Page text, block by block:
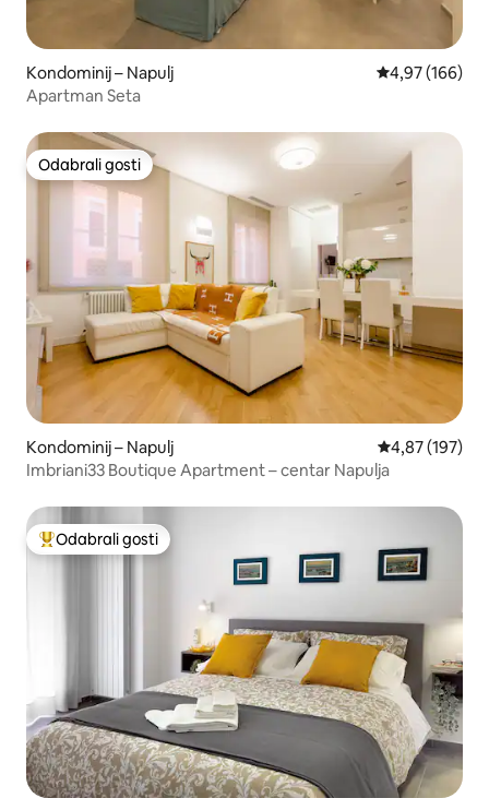
Kondominij – Napulj Prosječna
4,97 (166)
Apartman Seta
Odabrali gosti
Odabrali gosti
Kondominij – Napulj Prosječna
4,87 (197)
Imbriani33 Boutique Apartment – centar Napulja
Među najviše rangiranima s oznakom „Odabrali gosti”
Odabrali gosti